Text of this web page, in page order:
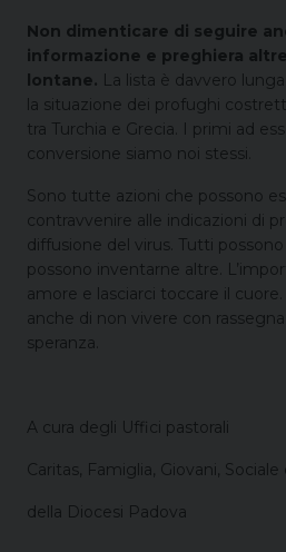
Non dimenticare di seguire
informazione e preghiera
lontane. La lista è davvero
la situazione dei profughi
tra Turchia e Grecia. I primi ad
conversione siamo noi stessi.
Sono tutte azioni che possono
contravvenire alle indicazioni di
diffusione del virus. Tutti
possono inventarne altre.
amore e lasciarci toccare il
anche di non vivere con
speranza.
A cura degli Uffici pastorali
Caritas, Famiglia, Giovani,
della Diocesi Padova